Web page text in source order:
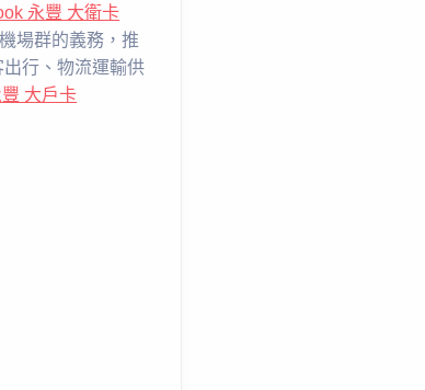
永豐 大衛卡
場群的義務，推
出行、物流運輸供
大戶卡